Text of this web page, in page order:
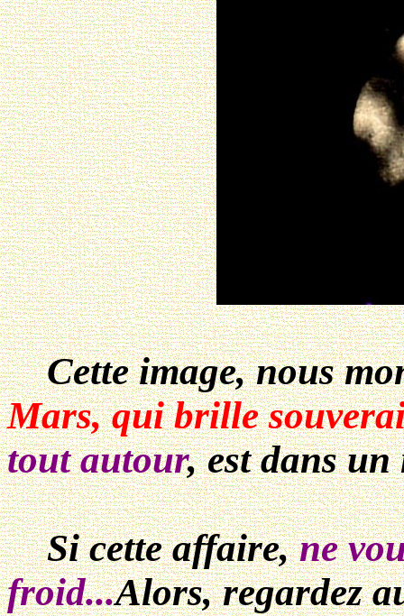
Cette image, nous
Mars, qui brille
tout autour, est dansun
Si cette affaire,ne
froid...Alors, regardez